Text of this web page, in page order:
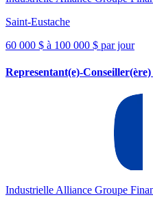
Saint-Eustache
60 000 $ à 100 000 $ par jour
Representant(e)-
Industrielle Alliance Groupe